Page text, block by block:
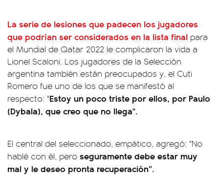
La serie de lesiones que padecen los jugadores
que podrían ser considerados en la lista final para
el Mundial de Qatar 2022 le complicaron la vida a
Lionel Scaloni. Los jugadores de la Selección
argentina también están preocupados y, el Cuti
Romero fue uno de los que se manifestó al
respecto: "Estoy un poco triste por ellos, por Paulo
(Dybala), que creo que no llega".
El central del seleccionado, empático, agregó: "No
hablé con él, pero seguramente debe estar muy
mal y le deseo pronta recuperación”.